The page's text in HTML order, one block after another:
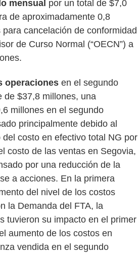
mensual por un total de $7,0
de aproximadamente 0,8
cancelación de conformidad
de Curso Normal (“OECN”) a
operaciones en el segundo
de $37,8 millones, una
millones en el segundo
principalmente debido al
costo en efectivo total NG por
costo de las ventas en Segovia,
por una reducción de la
a acciones. En la primera
del nivel de los costos
la Demanda del FTA, la
tuvieron su impacto en el primer
aumento de los costos en
vendida en el segundo